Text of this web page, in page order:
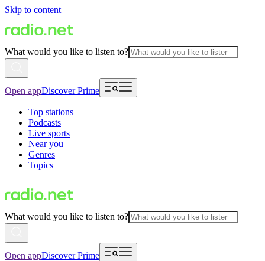
Skip to content
What would you like to listen to?
Open appDiscover Prime
Top stations
Podcasts
Live sports
Near you
Genres
Topics
What would you like to listen to?
Open appDiscover Prime